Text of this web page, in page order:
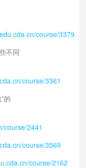
course/3379
不同
course/3361
的
course/2441
course/3569
course/2162